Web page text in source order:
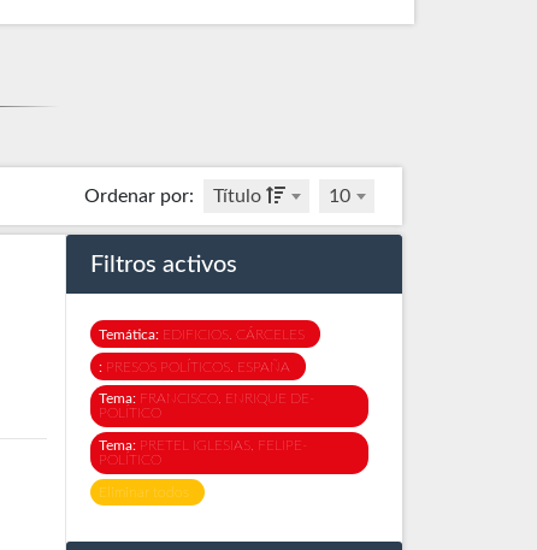
Ordenar por: Título 10
Filtros activos
Temática: EDIFICIOS. CÁRCELES
: PRESOS POLÍTICOS. ESPAÑA
Tema: FRANCISCO, ENRIQUE DE-
POLÍTICO
Tema: PRETEL IGLESIAS, FELIPE-
POLÍTICO
Eliminar todos